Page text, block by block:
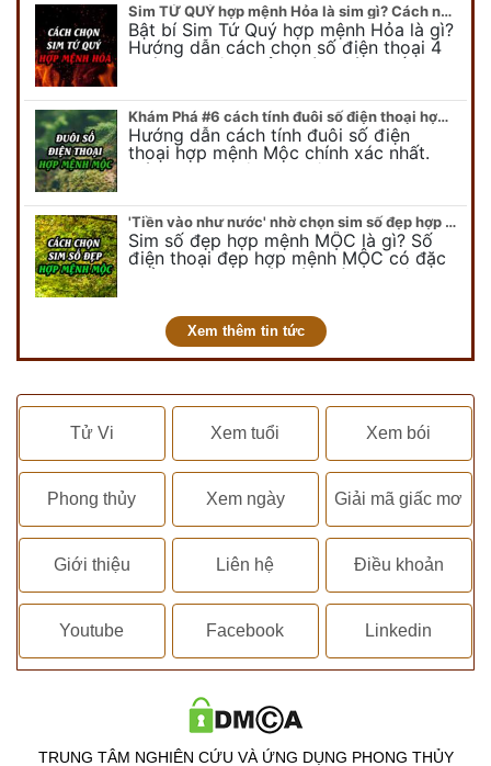
Sim TỨ QUÝ hợp mệnh Hỏa là sim gì? Cách nhận biết sim tứ quý hợp mệnh Hỏa
Bật bí Sim Tứ Quý hợp mệnh Hỏa là gì?
Hướng dẫn cách chọn số điện thoại 4
quý hợp mệnh Hỏa chính xác nhất.
Khám Phá #6 cách tính đuôi số điện thoại hợp mệnh Mộc
Hướng dẫn cách tính đuôi số điện
thoại hợp mệnh Mộc chính xác nhất.
Cách chọn đuôi sim điện thoại hợp
chuyên…
'Tiền vào như nước' nhờ chọn sim số đẹp hợp mệnh MỘC
Sim số đẹp hợp mệnh MỘC là gì? Số
điện thoại đẹp hợp mệnh MỘC có đặc
điểm ra sao? Dưới góc nhìn chuyên gia
Xem thêm tin tức
Tử Vi Xem tuổi Xem bói
Phong thủy Xem ngày Giải mã giấc mơ
Giới thiệu Liên hệ Điều khoản
Youtube Facebook Linkedin
TRUNG TÂM NGHIÊN CỨU VÀ ỨNG DỤNG PHONG THỦY